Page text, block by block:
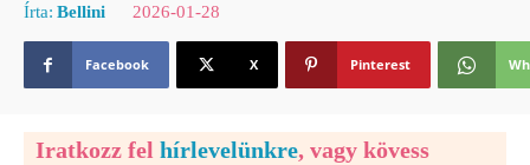
Írta: Bellini 2026-01-28
Facebook X Pinterest
Iratkozz fel hírlevelünkre, vagy kövess